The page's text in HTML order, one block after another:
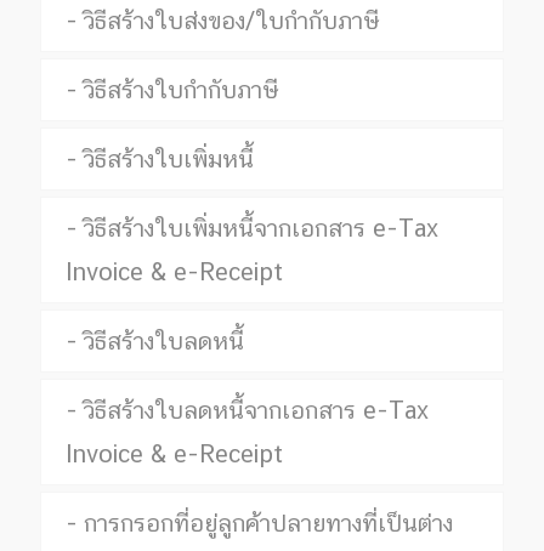
วิธีสร้างใบส่งของ/ใบกำกับภาษี
วิธีสร้างใบกำกับภาษี
วิธีสร้างใบเพิ่มหนี้
วิธีสร้างใบเพิ่มหนี้จากเอกสาร e-Tax
Invoice & e-Receipt
วิธีสร้างใบลดหนี้
วิธีสร้างใบลดหนี้จากเอกสาร e-Tax
Invoice & e-Receipt
การกรอกที่อยู่ลูกค้าปลายทางที่เป็นต่าง